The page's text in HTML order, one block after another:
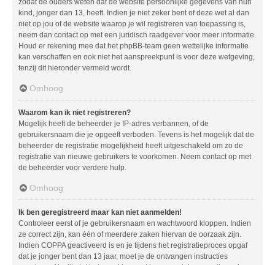
zodat de ouders weten dat de website persoonlijke gegevens van hun
kind, jonger dan 13, heeft. Indien je niet zeker bent of deze wet al dan
niet op jou of de website waarop je wil registreren van toepassing is,
neem dan contact op met een juridisch raadgever voor meer informatie.
Houd er rekening mee dat het phpBB-team geen wettelijke informatie
kan verschaffen en ook niet het aanspreekpunt is voor deze wetgeving,
tenzij dit hieronder vermeld wordt.
Omhoog
Waarom kan ik niet registreren?
Mogelijk heeft de beheerder je IP-adres verbannen, of de
gebruikersnaam die je opgeeft verboden. Tevens is het mogelijk dat de
beheerder de registratie mogelijkheid heeft uitgeschakeld om zo de
registratie van nieuwe gebruikers te voorkomen. Neem contact op met
de beheerder voor verdere hulp.
Omhoog
Ik ben geregistreerd maar kan niet aanmelden!
Controleer eerst of je gebruikersnaam en wachtwoord kloppen. Indien
ze correct zijn, kan één of meerdere zaken hiervan de oorzaak zijn.
Indien COPPA geactiveerd is en je tijdens het registratieproces opgaf
dat je jonger bent dan 13 jaar, moet je de ontvangen instructies